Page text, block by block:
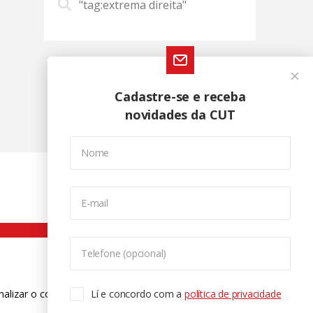
"tag:extrema direita"
Cadastre-se e receba
novidades da CUT
Nome
E-mail
Telefone (opcional)
Lí e concordo com apolítica de privacidade
o conteúdo. Para saber mais